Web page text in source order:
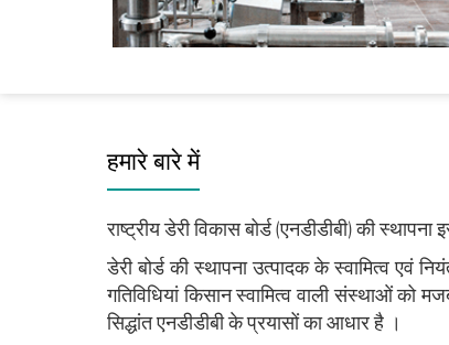
हमारे बारे में
राष्‍ट्रीय डेरी विकास बोर्ड (एनडीडीबी) की
डेरी बोर्ड की स्‍थापना उत्‍पादक के स्‍वामित्‍व एवं
गतिविधियां किसान स्‍वामित्‍व वाली संस्‍थाओं को
सिद्धांत एनडीडीबी के प्रयासों का आधार है ।